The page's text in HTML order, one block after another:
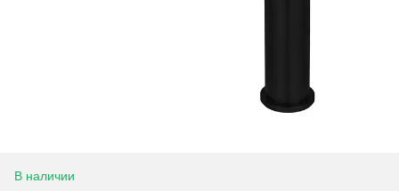
В наличии